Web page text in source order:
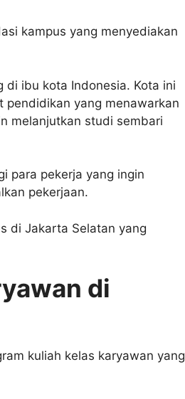
kampus yang menyediakan
ibu kota Indonesia. Kota ini
yang menawarkan
melanjutkan studi sembari
para pekerja yang ingin
pekerjaan.
di Jakarta Selatan yang
di
kuliah kelas karyawan yang